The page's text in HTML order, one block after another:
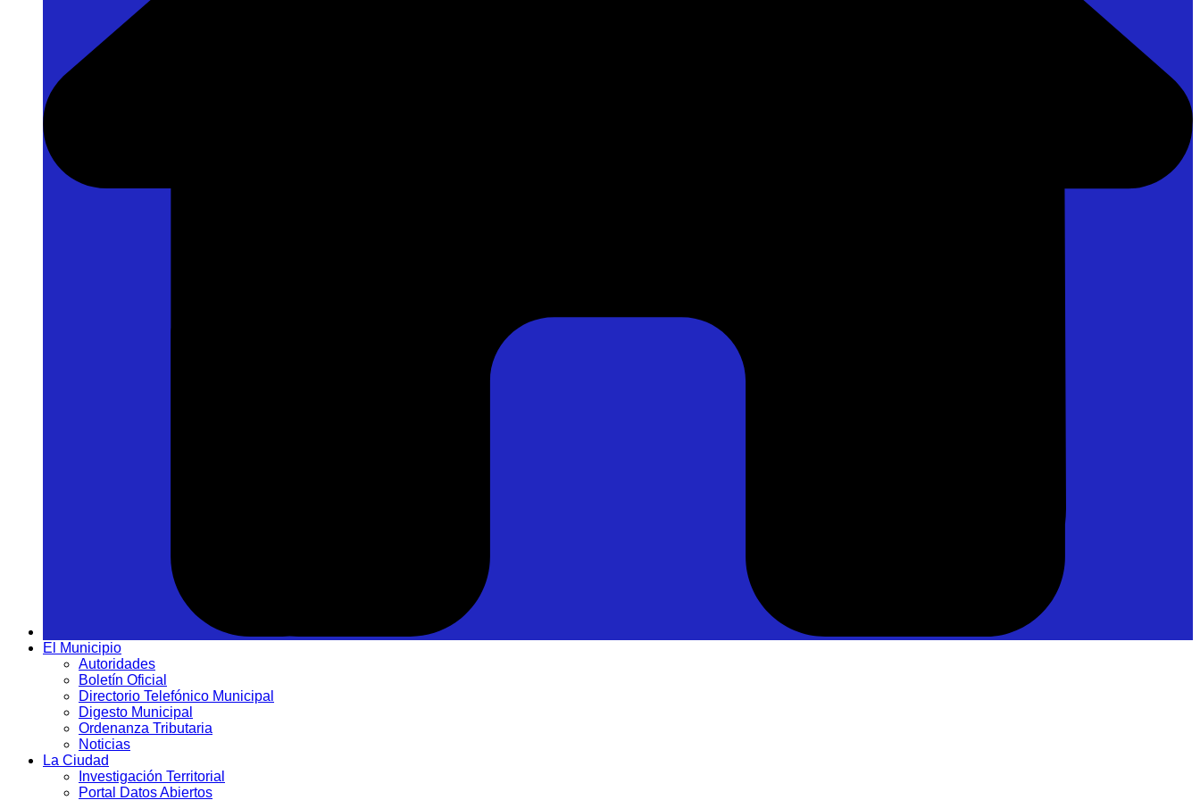
El Municipio
Autoridades
Boletín Oficial
Directorio Telefónico Municipal
Digesto Municipal
Ordenanza Tributaria
Noticias
La Ciudad
Investigación Territorial
Portal Datos Abiertos